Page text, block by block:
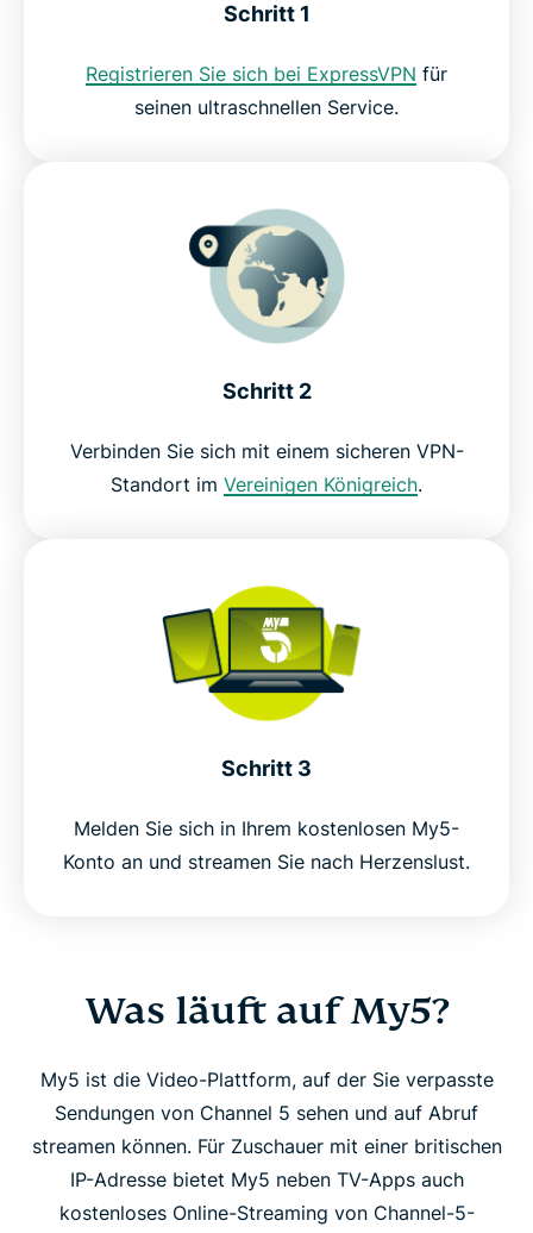
Testen Sie das beste My5-VPN – ohne Risiko
Schritt 1
Registrieren Sie sich bei ExpressVPN für
seinen ultraschnellen Service.
Schritt 2
Verbinden Sie sich mit einem sicheren VPN-
Standort im Vereinigen Königreich.
Schritt 3
Melden Sie sich in Ihrem kostenlosen My5-
Konto an und streamen Sie nach Herzenslust.
Was läuft auf My5?
My5 ist die Video-Plattform, auf der Sie verpasste
Sendungen von Channel 5 sehen und auf Abruf
streamen können. Für Zuschauer mit einer britischen
IP-Adresse bietet My5 neben TV-Apps auch
kostenloses Online-Streaming von Channel-5-